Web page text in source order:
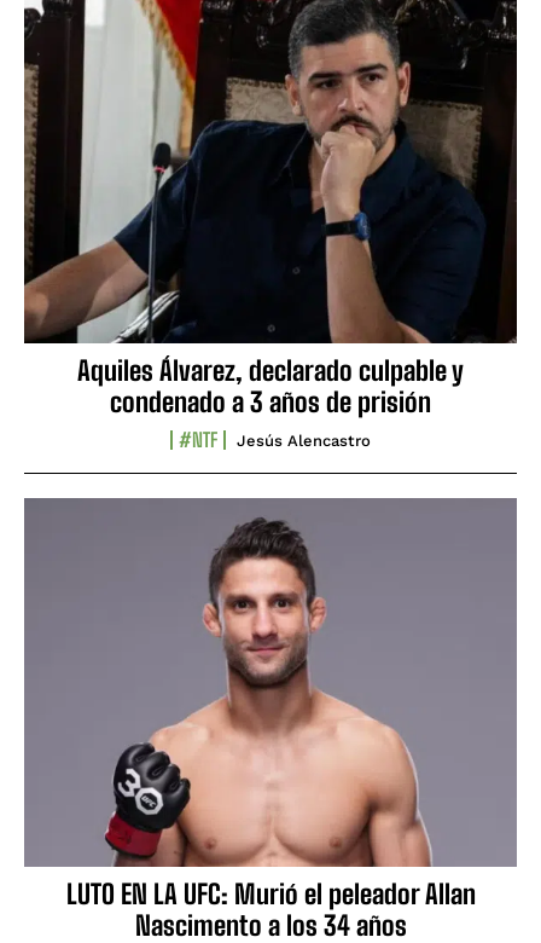
Aquiles Álvarez, declarado culpable y
condenado a 3 años de prisión
#NTF Jesús Alencastro
LUTO EN LA UFC: Murió el peleador Allan
Nascimento a los 34 años